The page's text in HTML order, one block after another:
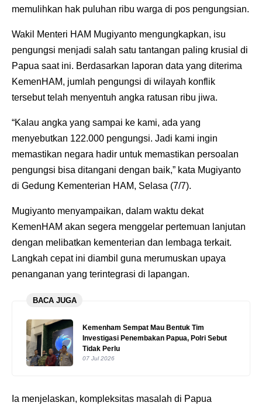
memulihkan hak puluhan ribu warga di pos pengungsian.
Wakil Menteri HAM Mugiyanto mengungkapkan, isu
pengungsi menjadi salah satu tantangan paling krusial di
Papua saat ini. Berdasarkan laporan data yang diterima
KemenHAM, jumlah pengungsi di wilayah konflik
tersebut telah menyentuh angka ratusan ribu jiwa.
“Kalau angka yang sampai ke kami, ada yang
menyebutkan 122.000 pengungsi. Jadi kami ingin
memastikan negara hadir untuk memastikan persoalan
pengungsi bisa ditangani dengan baik,” kata Mugiyanto
di Gedung Kementerian HAM, Selasa (7/7).
Mugiyanto menyampaikan, dalam waktu dekat
KemenHAM akan segera menggelar pertemuan lanjutan
dengan melibatkan kementerian dan lembaga terkait.
Langkah cepat ini diambil guna merumuskan upaya
penanganan yang terintegrasi di lapangan.
BACA JUGA
Kemenham Sempat Mau Bentuk Tim
Investigasi Penembakan Papua, Polri Sebut
Tidak Perlu
07 Jul 2026
Ia menjelaskan, kompleksitas masalah di Papua